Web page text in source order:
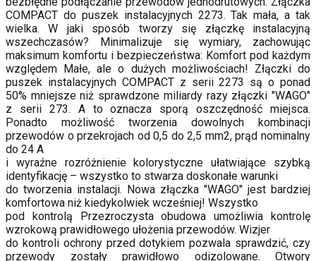
COMPACT do puszek instalacyjnych 2273. Tak mała, a tak
wielka. W jaki sposób tworzy się złączkę instalacyjną
wszechczasów? Minimalizuje się wymiary, zachowując
maksimum komfortu i bezpieczeństwa: Komfort pod każdym
względem Małe, ale o dużych możliwościach! Złączki do
puszek instalacyjnych COMPACT z serii 2273 są o ponad
50% mniejsze niż sprawdzone miliardy razy złączki "WAGO"
z serii 273. A to oznacza sporą oszczędność miejsca.
Ponadto możliwość tworzenia dowolnych kombinacji
przewodów o przekrojach od 0,5 do 2,5 mm2, prąd nominalny
do 24 A
i wyraźne rozróżnienie kolorystyczne ułatwiające szybką
identyfikację – wszystko to stwarza doskonałe warunki
do tworzenia instalacji. Nowa złączka "WAGO" jest bardziej
komfortowa niż kiedykolwiek wcześniej! Wszystko
pod kontrolą Przezroczysta obudowa umożliwia kontrolę
wzrokową prawidłowego ułożenia przewodów. Wizjer
do kontroli ochrony przed dotykiem pozwala sprawdzić, czy
przewody zostały prawidłowo odizolowane. Otwory